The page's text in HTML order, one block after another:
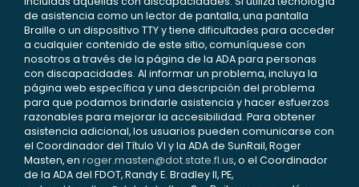
de asistencia como un lector de pantalla, una pantalla
Braille o un dispositivo TTY y tiene dificultades para acceder
a cualquier contenido de este sitio, comuníquese con
nosotros a través de la página de la ADA para personas
con discapacidades. Al informar un problema, incluya la
página web específica y una descripción del problema
para que podamos brindarle asistencia y hacer esfuerzos
razonables para mejorar la accesibilidad. Para obtener
asistencia adicional, los usuarios pueden comunicarse con
el Coordinador del Título VI y la ADA de SunRail, Roger
Masten, en roger.masten@dot.state.fl.us, o el Coordinador
de la ADA del FDOT, Randy E. Bradley II, PE,